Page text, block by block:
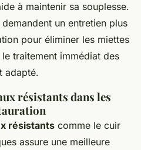
à maintenir sa souplesse.
demandent un entretien plus
pour éliminer les miettes
traitement immédiat des
adapté.
résistants dans les
résistants comme le cuir
assure une meilleure